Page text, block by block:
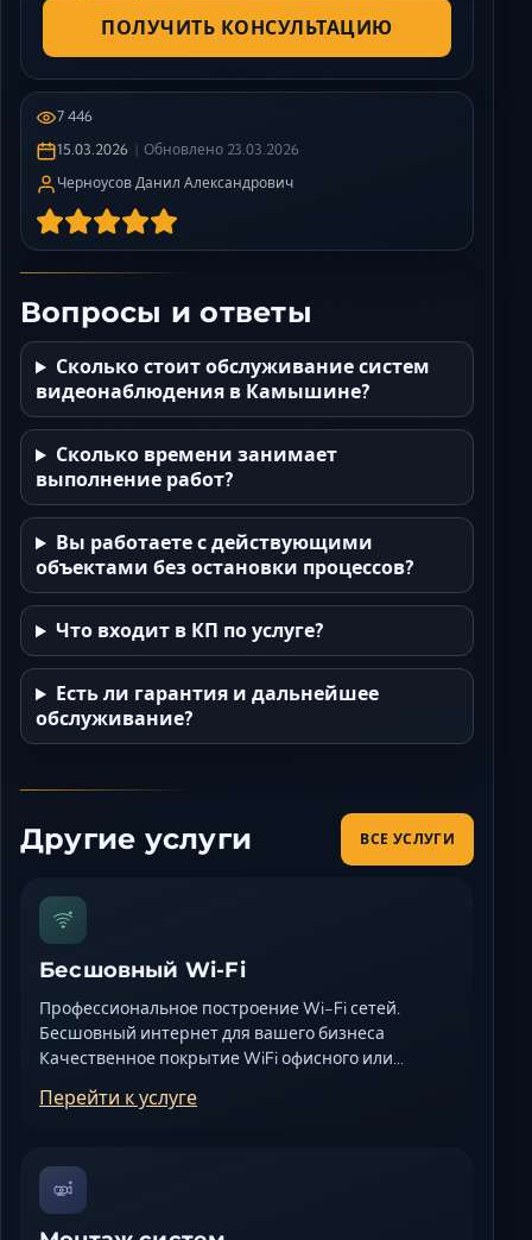
ПОЛУЧИТЬ КОНСУЛЬТАЦИЮ
7 446
15.03.2026
Обновлено 23.03.2026
Черноусов Данил Александрович
Вопросы и ответы
Сколько стоит обслуживание систем
видеонаблюдения в Камышине?
Сколько времени занимает
выполнение работ?
Вы работаете с действующими
объектами без остановки процессов?
Что входит в КП по услуге?
Есть ли гарантия и дальнейшее
обслуживание?
Другие услуги ВСЕ УСЛУГИ
Бесшовный Wi-Fi
Профессиональное построение Wi-Fi сетей.
Бесшовный интернет для вашего бизнеса
Качественное покрытие WiFi офисного или…
Перейти к услуге